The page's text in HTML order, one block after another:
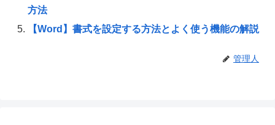
方法
【Word】書式を設定する方法とよく使う機能の解説
管理人